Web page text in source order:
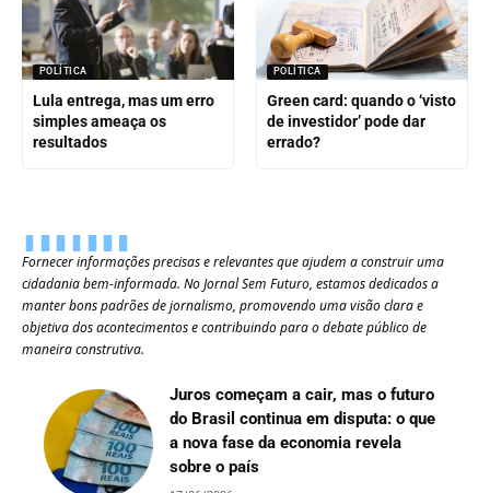
POLÍTICA
Lula entrega, mas um erro
simples ameaça os
resultados
POLÍTICA
Green card: quando o ‘visto
de investidor’ pode dar
errado?
Fornecer informações precisas e relevantes que ajudem a construir uma
cidadania bem-informada. No Jornal Sem Futuro, estamos dedicados a
manter bons padrões de jornalismo, promovendo uma visão clara e
objetiva dos acontecimentos e contribuindo para o debate público de
maneira construtiva.
Juros começam a cair, mas o futuro
do Brasil continua em disputa: o que
a nova fase da economia revela
sobre o país